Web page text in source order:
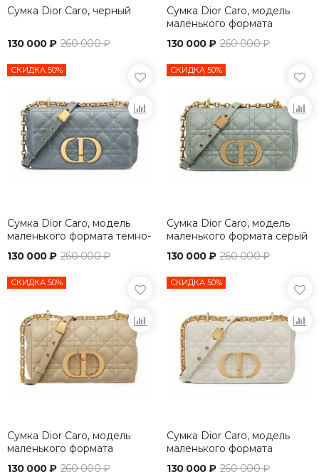
Сумка Dior Caro, черный
130 000 ₽ 260 000 ₽
Сумка Dior Caro, модель
маленького формата
130 000 ₽ 260 000 ₽
СКИДКА 50%
Сумка Dior Caro, модель
маленького формата темно-
130 000 ₽ 260 000 ₽
СКИДКА 50%
Сумка Dior Caro, модель
маленького формата серый
130 000 ₽ 260 000 ₽
СКИДКА 50%
Сумка Dior Caro, модель
маленького формата
130 000 ₽ 260 000 ₽
СКИДКА 50%
Сумка Dior Caro, модель
маленького формата
130 000 ₽ 260 000 ₽